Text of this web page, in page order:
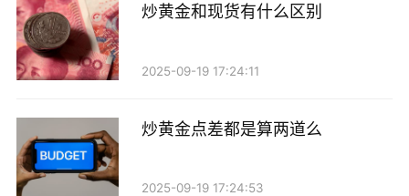
炒黄金和现货有什么区别
2025-09-19 17:24:11
炒黄金点差都是算两道么
2025-09-19 17:24:53